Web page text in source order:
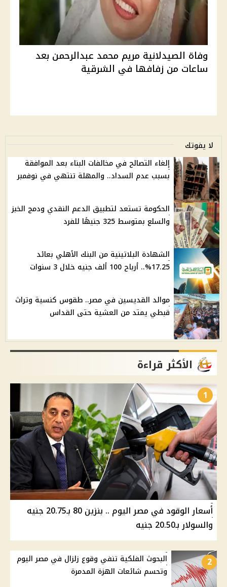
وفاة الصيدلانية مريم محمد عبدالرحمن بعد
ساعات من زفافها في الشرقية
لا يفوتك
إلغاء التصالح في مخالفات البناء بعد الموافقة
بسبب عدم السداد.. والمهلة تنتهي في نوفمبر
الحكومة تستعد لتطبيق الدعم النقدي ودمج الخبز
والسلع بمتوسط 325 جنيهًا للفرد
الشهادة البلاتينية من البنك الأهلي بعائد
17.25%.. أرباح 100 ألف جنيه خلال 3 سنوات
موالد القديسين في مصر.. طقوس كنسية وتراث
قبطي يمتد من العشية حتى القداس
الأكثر قراءة
1
أسعار الوقود في مصر اليوم .. بنزين 80 بـ20.75 جنيه
والسولار بـ20.50 جنيه
2
البحوث الفلكية تنفي وقوع زلزال في مصر اليوم
وتحسم شائعات الهزة المدمرة